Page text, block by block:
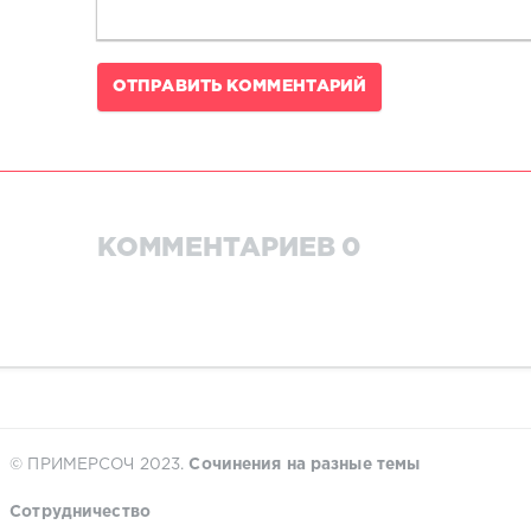
ОТПРАВИТЬ КОММЕНТАРИЙ
КОММЕНТАРИЕВ 0
© ПРИМЕРСОЧ 2023. Сочинения на разные темы
Сотрудничество